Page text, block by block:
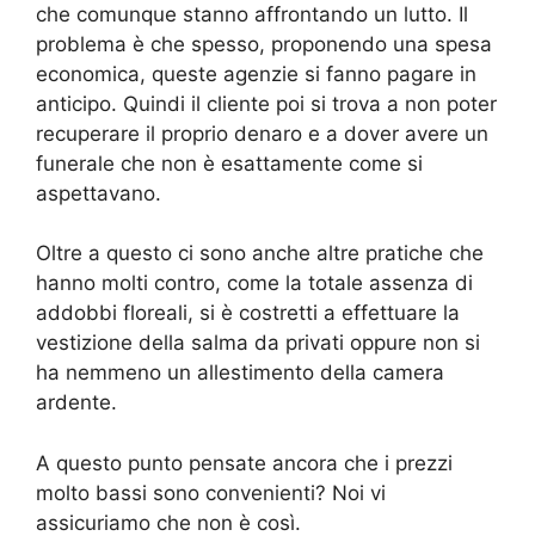
che comunque stanno affrontando un lutto. Il
problema è che spesso, proponendo una spesa
economica, queste agenzie si fanno pagare in
anticipo. Quindi il cliente poi si trova a non poter
recuperare il proprio denaro e a dover avere un
funerale che non è esattamente come si
aspettavano.
Oltre a questo ci sono anche altre pratiche che
hanno molti contro, come la totale assenza di
addobbi floreali, si è costretti a effettuare la
vestizione della salma da privati oppure non si
ha nemmeno un allestimento della camera
ardente.
A questo punto pensate ancora che i prezzi
molto bassi sono convenienti? Noi vi
assicuriamo che non è così.